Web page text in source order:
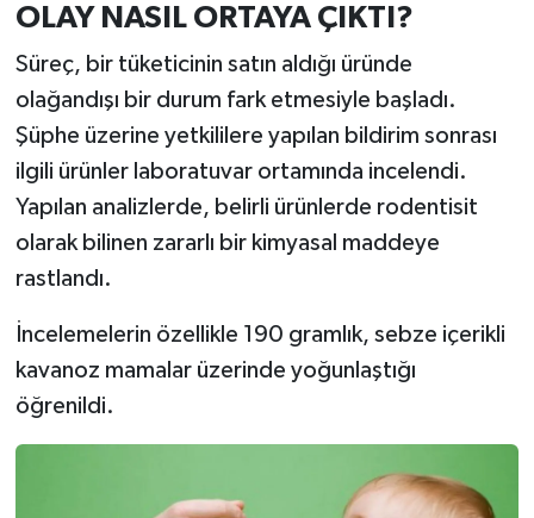
OLAY NASIL ORTAYA ÇIKTI?
Süreç, bir tüketicinin satın aldığı üründe
olağandışı bir durum fark etmesiyle başladı.
Şüphe üzerine yetkililere yapılan bildirim sonrası
ilgili ürünler laboratuvar ortamında incelendi.
Yapılan analizlerde, belirli ürünlerde rodentisit
olarak bilinen zararlı bir kimyasal maddeye
rastlandı.
İncelemelerin özellikle 190 gramlık, sebze içerikli
kavanoz mamalar üzerinde yoğunlaştığı
öğrenildi.